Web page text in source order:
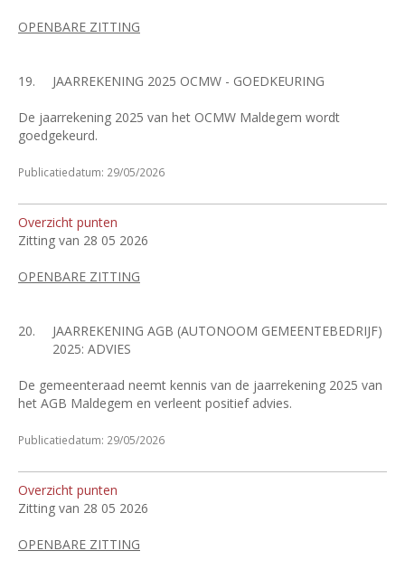
OPENBARE ZITTING
19. JAARREKENING 2025 OCMW - GOEDKEURING
De jaarrekening 2025 van het OCMW Maldegem wordt
goedgekeurd.
Publicatiedatum: 29/05/2026
Overzicht punten
Zitting van 28 05 2026
OPENBARE ZITTING
20.
JAARREKENING AGB (AUTONOOM GEMEENTEBEDRIJF)
2025: ADVIES
De gemeenteraad neemt kennis van de jaarrekening 2025 van
het AGB Maldegem en verleent positief advies.
Publicatiedatum: 29/05/2026
Overzicht punten
Zitting van 28 05 2026
OPENBARE ZITTING